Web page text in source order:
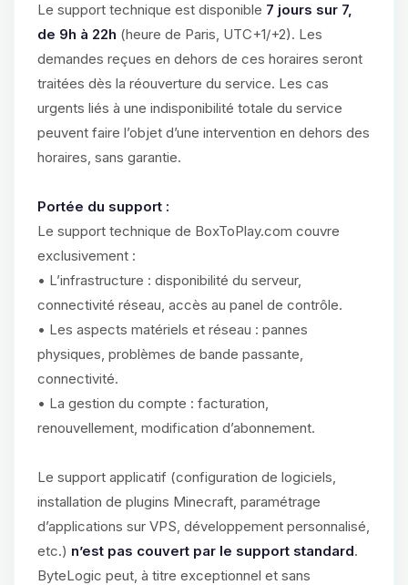
Le support technique est disponible 7 jours sur 7,
de 9h à 22h (heure de Paris, UTC+1/+2). Les
demandes reçues en dehors de ces horaires seront
traitées dès la réouverture du service. Les cas
urgents liés à une indisponibilité totale du service
peuvent faire l’objet d’une intervention en dehors des
horaires, sans garantie.
Portée du support :
Le support technique de BoxToPlay.com couvre
exclusivement :
• L’infrastructure : disponibilité du serveur,
connectivité réseau, accès au panel de contrôle.
• Les aspects matériels et réseau : pannes
physiques, problèmes de bande passante,
connectivité.
• La gestion du compte : facturation,
renouvellement, modification d’abonnement.
Le support applicatif (configuration de logiciels,
installation de plugins Minecraft, paramétrage
d’applications sur VPS, développement personnalisé,
etc.) n’est pas couvert par le support standard.
ByteLogic peut, à titre exceptionnel et sans